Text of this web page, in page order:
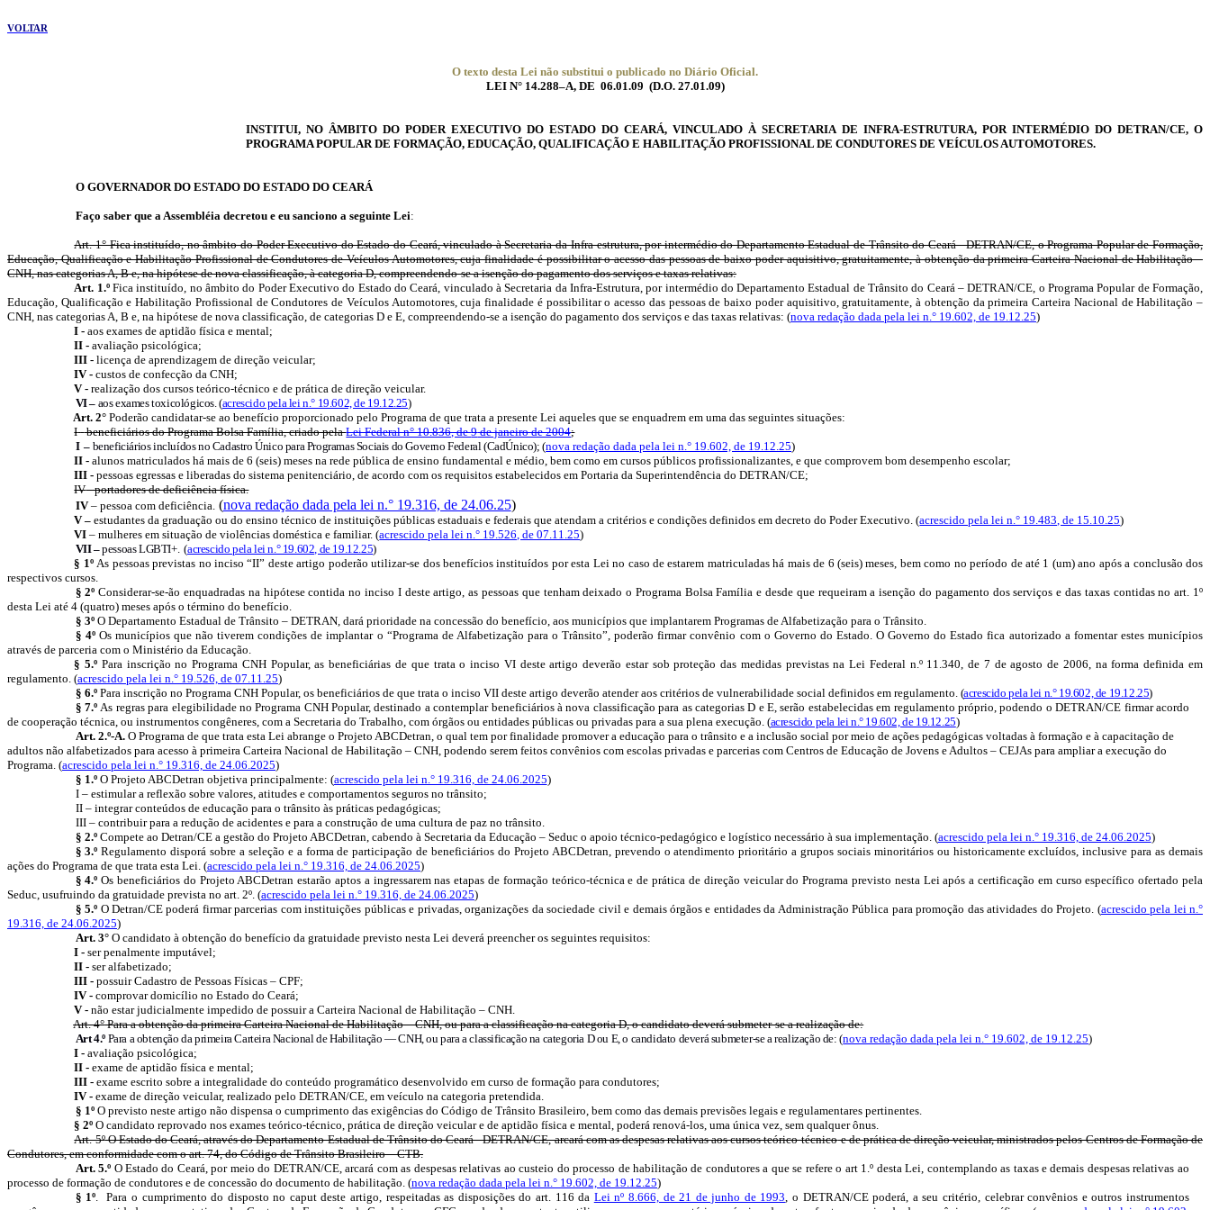
VOLTAR
O texto desta Lei não substitui o publicado no Diário Oficial.
LEI N° 14.288–A, DE 06.01.09 (D.O.27.01.09)
INSTITUI, NO ÂMBITO DO PODER EXECUTIVO DO ESTADO DO CEARÁ, VINCULADO À SECRETARIA DE INFRA-ESTRUTURA, POR INTERMÉDIO DO DETRAN/CE, O
PROGRAMA POPULAR DE FORMAÇÃO, EDUCAÇÃO, QUALIFICAÇÃO E HABILITAÇÃO PROFISSIONAL DE CONDUTORES DE VEÍCULOS AUTOMOTORES.
O GOVERNADOR DO ESTADO DO ESTADO DO CEARÁ
Faço saber que a Assembléia decretou e eu sanciono a seguinte Lei:
Art. 1°Fica instituído, no âmbito do Poder Executivo do Estado do Ceará, vinculado à Secretaria da Infra-estrutura, por intermédio do Departamento Estadual de Trânsito do Ceará - DETRAN/CE, o Programa Popular de Formação,
Educação, Qualificação e Habilitação Profissional de Condutores de Veículos Automotores, cuja finalidade é possibilitar o acesso das pessoas de baixo poder aquisitivo, gratuitamente, à obtenção da primeira Carteira Nacional de Habilitação –
CNH, nas categorias A, B e, na hipótese de nova classificação, à categoria D, compreendendo-se a isenção do pagamento dos serviços e taxas relativas:
Art. 1.ºFica instituído, no âmbito do Poder Executivo do Estado do Ceará, vinculado à Secretaria da Infra-Estrutura, por intermédio do Departamento Estadual de Trânsito do Ceará – DETRAN/CE, o Programa Popular de Formação,
Educação, Qualificação e Habilitação Profissional de Condutores de Veículos Automotores, cuja finalidade é possibilitar o acesso das pessoas de baixo poder aquisitivo, gratuitamente, à obtenção da primeira Carteira Nacional de Habilitação –
CNH, nas categorias A, B e, na hipótese de nova classificação, de categorias D e E, compreendendo-se a isenção do pagamento dos serviços e das taxas relativas: (nova redação dada pela lei n.° 19.602, de 19.12.25)
I - aos exames de aptidão física e mental;
II - avaliação psicológica;
III - licença de aprendizagem de direção veicular;
IV - custos de confecção da CNH;
V - realização doscursos teórico-técnico e de prática de direção veicular.
VI –aos exames toxicológicos. (acrescido pela lei n.° 19.602, de 19.12.25)
Art. 2° Poderão candidatar-se ao benefício proporcionado pelo Programa de que trata a presente Lei aqueles que seenquadrem em uma das seguintes situações:
I -beneficiários do Programa Bolsa Família, criado pelaLei Federal n° 10.836, de9de janeiro de 2004;
I –beneficiários incluídos no Cadastro Único para Programas Sociais do Governo Federal (CadÚnico);(nova redação dada pela lei n.° 19.602, de 19.12.25)
II - alunos matriculados há mais de6 (seis) meses na rede pública de ensino fundamental e médio, bem como em cursos públicos profissionalizantes, e que comprovem bom desempenho escolar;
III - pessoas egressas e liberadas do sistema penitenciário, de acordo com os requisitos estabelecidos em Portaria da Superintendência do DETRAN/CE;
IV- portadores de deficiência física.
IV– pessoacom deficiência. (nova redação dada pela lei n.° 19.316, de 24.06.25)
V –estudantes da graduação ou do ensino técnico de instituições públicas estaduais e federais que atendam a critérios e condições definidos em decreto do Poder Executivo. (acrescido pela lei n.° 19.483, de 15.10.25)
VI – mulheres em situação de violências doméstica e familiar. (acrescido pela lei n.° 19.526, de 07.11.25)
VII –pessoas LGBTI+. (acrescido pela lei n.° 19.602, de 19.12.25)
§ 1ºAs pessoas previstas no inciso “II” deste artigo poderão utilizar-se dos benefícios instituídos por esta Lei no caso de estarem matriculadas há mais de 6 (seis) meses, bem como no período de até 1 (um) ano após a conclusão dos
respectivos cursos.
§ 2ºConsiderar-se-ão enquadradas na hipótese contida no inciso I deste artigo, as pessoas que tenham deixado o Programa Bolsa Família e desde que requeiram a isenção do pagamento dos serviços e das taxas contidas no art. 1º
desta Lei até 4 (quatro) meses após o término do benefício.
§ 3º O Departamento Estadual de Trânsito – DETRAN, daráprioridade na concessão do benefício, aos municípios que implantarem Programas de Alfabetização para o Trânsito.
§ 4º Os municípios que não tiverem condições de implantar o “Programa de Alfabetização para o Trânsito”, poderão firmar convênio com o Governo do Estado. O Governo do Estado fica autorizado a fomentar estes municípios
através de parceria com o Ministério da Educação.
§ 5.º Para inscrição no Programa CNH Popular, as beneficiárias de que trata o inciso VI deste artigo deverão estar sob proteção das medidas previstas na Lei Federal n.º 11.340, de 7 de agosto de 2006, na forma definida em
regulamento. (acrescido pela lei n.° 19.526, de 07.11.25)
§ 6.º Para inscrição no Programa CNH Popular, os beneficiários de que trata o inciso VII deste artigo deverão atender aos critérios de vulnerabilidade social definidos em regulamento. (acrescido pela lei n.° 19.602, de 19.12.25)
§ 7.ºAs regras para elegibilidade no Programa CNH Popular, destinado a contemplar beneficiários à nova classificação para as categorias D e E, serão estabelecidas em regulamento próprio, podendo o DETRAN/CE firmar acordo
de cooperação técnica, ou instrumentos congêneres, com a Secretaria do Trabalho, com órgãos ou entidades públicas ou privadas para a sua plena execução. (acrescido pela lei n.° 19.602, de 19.12.25)
Art. 2.º-A. O Programa de que trata esta Lei abrange o Projeto ABCDetran, o qual tem por finalidade promover a educação para o trânsito e a inclusão social por meio de ações pedagógicas voltadas à formação e à capacitação de
adultos não alfabetizados para acesso à primeira Carteira Nacional de Habilitação – CNH, podendo serem feitos convênios com escolas privadas e parcerias com Centros de Educação de Jovens e Adultos – CEJAs para ampliar a execução do
Programa. (acrescido pela lei n.° 19.316, de 24.06.2025)
§ 1.ºO Projeto ABCDetran objetiva principalmente: (acrescido pela lei n.° 19.316, de 24.06.2025)
I – estimular a reflexão sobre valores, atitudes e comportamentos seguros no trânsito;
II – integrar conteúdos de educação para o trânsito às práticas pedagógicas;
III – contribuir para a redução de acidentes e para a construção de uma cultura de paz no trânsito.
§ 2.ºCompete ao Detran/CE a gestão do Projeto ABCDetran, cabendo à Secretaria da Educação – Seduc o apoio técnico-pedagógico e logístico necessário à sua implementação. (acrescido pela lei n.° 19.316, de 24.06.2025)
§ 3.º Regulamento disporá sobre a seleção e a forma de participação de beneficiários do Projeto ABCDetran, prevendo o atendimento prioritário a grupos sociais minoritários ou historicamente excluídos, inclusive para as demais
ações do Programa de que trata esta Lei. (acrescido pela lei n.° 19.316, de 24.06.2025)
§ 4.º Os beneficiários do Projeto ABCDetran estarão aptos a ingressarem nas etapas de formação teórico-técnica e de prática de direção veicular do Programa previsto nesta Lei após a certificação em curso específico ofertado pela
Seduc, usufruindo da gratuidade prevista no art. 2º. (acrescido pela lei n.° 19.316, de 24.06.2025)
§ 5.º O Detran/CE poderá firmar parcerias com instituições públicas e privadas, organizações da sociedade civil e demais órgãos e entidades da Administração Pública para promoção das atividades do Projeto. (acrescido pela lei n.°
19.316, de 24.06.2025)
Art. 3°O candidato à obtenção do benefício da gratuidade previsto nesta Lei deverá preencher os seguintes requisitos:
I - ser penalmente imputável;
II - ser alfabetizado;
III - possuir Cadastro de Pessoas Físicas – CPF;
IV - comprovar domicílio no Estado do Ceará;
V - não estar judicialmente impedido de possuir a Carteira Nacional de Habilitação – CNH.
Art. 4°Para a obtenção da primeira Carteira Nacional de Habilitação – CNH, ou para a classificação na categoria D, o candidato deverá submeter-se a realização de:
Art 4.º Para a obtenção da primeira Carteira Nacional de Habilitação — CNH, ou para a classificação na categoria D ou E, o candidato deverá submeter-se a realização de:(nova redação dada pela lei n.° 19.602, de 19.12.25)
I - avaliação psicológica;
II - exame de aptidão física e mental;
III - exame escrito sobre a integralidade do conteúdo programático desenvolvido em curso de formação para condutores;
IV - exame de direção veicular, realizado pelo DETRAN/CE, em veículo na categoria pretendida.
§ 1º O previsto neste artigo não dispensa o cumprimento das exigências do Código de Trânsito Brasileiro, bem como das demais previsões legais e regulamentares pertinentes.
§ 2ºO candidato reprovado nos exames teórico-técnico, prática de direção veicular e de aptidão física e mental, poderá renová-los, uma única vez, sem qualquer ônus.
Art. 5ºO Estado do Ceará, através do Departamento Estadual de Trânsito do Ceará - DETRAN/CE, arcará com as despesas relativas aoscursos teórico-técnicoe de prática de direção veicular, ministrados pelos Centros de Formação de
Condutores, em conformidade com o art. 74, do Código de Trânsito Brasileiro – CTB.
Art. 5.º O Estado do Ceará, por meio do DETRAN/CE, arcará com as despesas relativas ao custeio do processo de habilitação de condutores a que se refere o art1.º desta Lei, contemplando as taxas e demais despesas relativas ao
processo de formação de condutores e de concessão do documento de habilitação. (nova redação dada pela lei n.° 19.602, de 19.12.25)
§ 1º. Para o cumprimento do disposto no caput deste artigo, respeitadas as disposições do art. 116 da Lei nº 8.666, de 21 de junho de 1993, o DETRAN/CE poderá, a seu critério, celebrar convênios e outros instrumentos